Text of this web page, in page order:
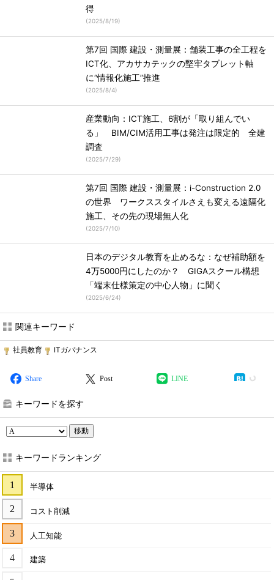
得
(2025/8/19)
第7回 国際 建設・測量展：舗装工事の全工程を
ICT化、アカサカテックの堅牢タブレット軸
に“情報化施工”推進
(2025/8/4)
産業動向：ICT施工、6割が「取り組んでい
る」 BIM/CIM活用工事は発注は限定的 全建
調査
(2025/7/29)
第7回 国際 建設・測量展：i-Construction 2.0
の世界 ワークススタイルさえも変える遠隔化
施工、その先の現場無人化
(2025/7/10)
日本のデジタル教育を止めるな：なぜ補助額を
4万5000円にしたのか？ GIGAスクール構想
「端末仕様策定の中心人物」に聞く
(2025/6/24)
関連キーワード
社員教育 ITガバナンス
Share Post LINE
キーワードを探す
移動
キーワードランキング
半導体
コスト削減
人工知能
建築